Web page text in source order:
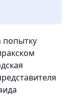
попытку